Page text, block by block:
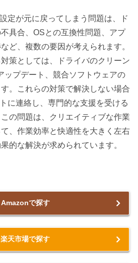
定が元に戻ってしまう問題は、ド
具合、OSとの互換性問題、アプ
ど、複数の要因が考えられます。
策としては、ドライバのクリーン
ップデート、競合ソフトウェアの
。これらの対策で解決しない場合
に連絡し、専門的な支援を受ける
の問題は、クリエイティブな作業
、作業効率と快適性を大きく左右
的な解決が求められています。
Amazonで探す
楽天市場で探す